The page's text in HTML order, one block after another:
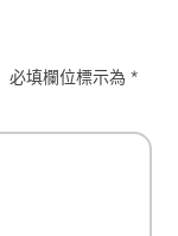
必填欄位標示為*